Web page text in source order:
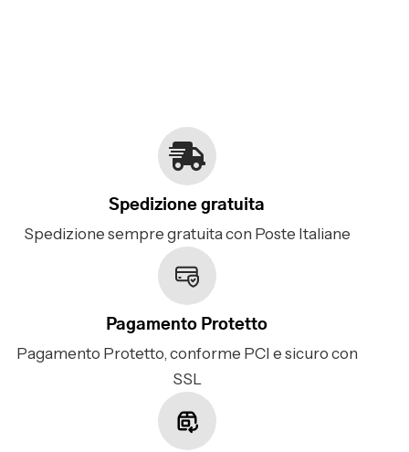
Spedizione gratuita
Spedizione sempre gratuita con Poste Italiane
Pagamento Protetto
Pagamento Protetto, conforme PCI e sicuro con
SSL